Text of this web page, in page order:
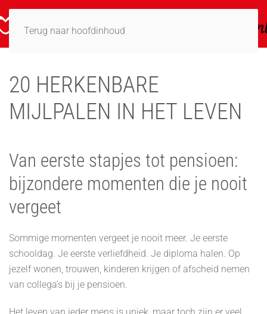
Terug naar hoofdinhoud
20 HERKENBARE
MIJLPALEN IN HET LEVEN
Van eerste stapjes tot pensioen:
bijzondere momenten die je nooit
vergeet
Sommige momenten vergeet je nooit meer. Je eerste
schooldag. Je eerste verliefdheid. Je diploma halen. Op
jezelf wonen, trouwen, kinderen krijgen of afscheid nemen
van collega’s bij je pensioen.